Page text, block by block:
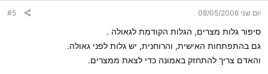
יום שני 08/05/2006 #5
סיפור גלות מצרים, הגלות הקודמת לגאולה .
גם בהתפתחות האישית, והרוחנית, יש גלות לפני גאולה.
והאדם צריך להתחזק באמונה כדי לצאת ממצרים.